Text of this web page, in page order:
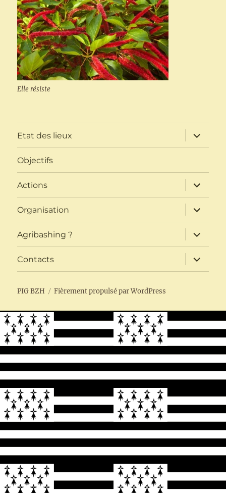
Elle résiste
Etat des lieux
ouvrir
le
sous-
Objectifs
Actions
ouvrir
le
sous-
menu
Organisation
ouvrir
le
sous-
menu
Agribashing ?
ouvrir
le
sous-
menu
Contacts
ouvrir
le
sous-
PIG BZH Fièrement propulsé par WordPress